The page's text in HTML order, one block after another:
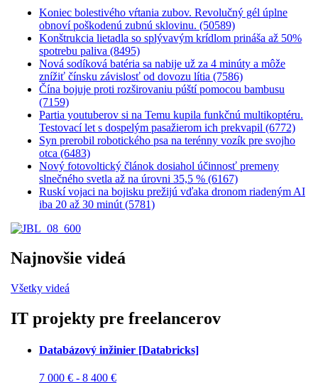
Koniec bolestivého vŕtania zubov. Revolučný gél úplne
obnoví poškodenú zubnú sklovinu. (50589)
Konštrukcia lietadla so splývavým krídlom prináša až 50%
spotrebu paliva (8495)
Nová sodíková batéria sa nabije už za 4 minúty a môže
znížiť čínsku závislosť od dovozu lítia (7586)
Čína bojuje proti rozširovaniu púští pomocou bambusu
(7159)
Partia youtuberov si na Temu kupila funkčnú multikoptéru.
Testovací let s dospelým pasažierom ich prekvapil (6772)
Syn prerobil robotického psa na terénny vozík pre svojho
otca (6483)
Nový fotovoltický článok dosiahol účinnosť premeny
slnečného svetla až na úrovni 35,5 % (6167)
Ruskí vojaci na bojisku prežijú vďaka dronom riadeným AI
iba 20 až 30 minút (5781)
Najnovšie videá
Všetky videá
IT projekty pre freelancerov
Databázový inžinier [Databricks]
7 000 € - 8 400 €